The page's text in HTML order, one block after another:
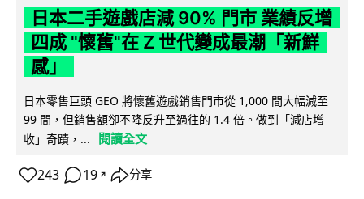
日本二手遊戲店減 90% 門市 業績反增
四成 "懷舊"在 Z 世代變成最潮「新鮮
感」
日本零售巨頭 GEO 將懷舊遊戲銷售門市從 1,000 間大幅減至
99 間，但銷售額卻不降反升至過往的 1.4 倍。做到「減店增
收」奇蹟，...
閱讀全文
243 19 ↗ 分享